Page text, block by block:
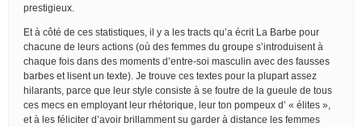
prestigieux.
Et à côté de ces statistiques, il y a les tracts qu’a écrit La Barbe pour
chacune de leurs actions (où des femmes du groupe s’introduisent à
chaque fois dans des moments d’entre-soi masculin avec des fausses
barbes et lisent un texte). Je trouve ces textes pour la plupart assez
hilarants, parce que leur style consiste à se foutre de la gueule de tous
ces mecs en employant leur rhétorique, leur ton pompeux d’ « élites »,
et à les féliciter d’avoir brillamment su garder à distance les femmes